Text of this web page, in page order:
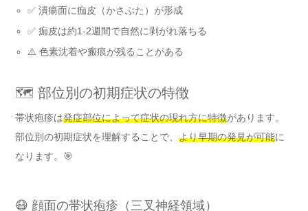
✅ 潰瘍面に痂皮（かさぶた）が形成
✅ 痂皮は約1-2週間で自然に剥がれ落ちる
⚠️ 色素沈着や瘢痕が残ることがある
🗺️ 部位別の初期症状の特徴
帯状疱疹は発症部位によって症状の現れ方に特徴があります。
部位別の初期症状を理解することで、 より早期の発見が可能に
なります。🎯
😷 顔面の帯状疱疹（三叉神経領域）